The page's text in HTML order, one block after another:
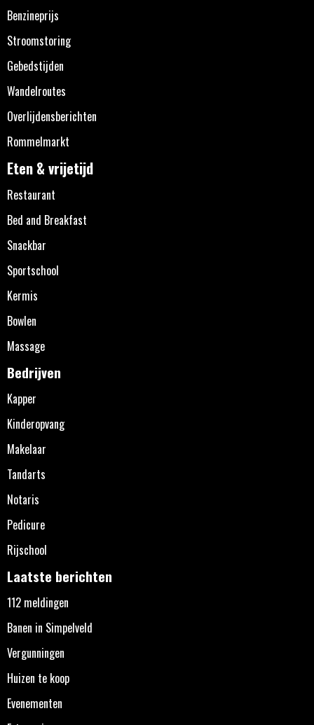
Benzineprijs
Stroomstoring
Gebedstijden
Wandelroutes
Overlijdensberichten
Rommelmarkt
Eten & vrijetijd
Restaurant
Bed and Breakfast
Snackbar
Sportschool
Kermis
Bowlen
Massage
Bedrijven
Kapper
Kinderopvang
Makelaar
Tandarts
Notaris
Pedicure
Rijschool
Laatste berichten
112 meldingen
Banen in Simpelveld
Vergunningen
Huizen te koop
Evenementen